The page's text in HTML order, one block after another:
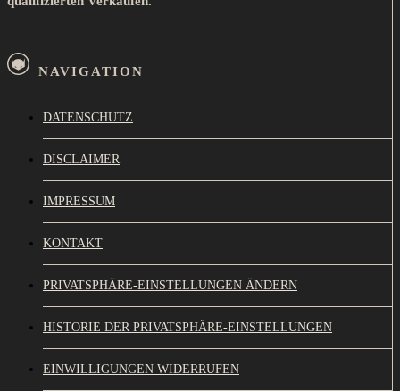
NAVIGATION
DATENSCHUTZ
DISCLAIMER
IMPRESSUM
KONTAKT
PRIVATSPHÄRE-EINSTELLUNGEN ÄNDERN
HISTORIE DER PRIVATSPHÄRE-EINSTELLUNGEN
EINWILLIGUNGEN WIDERRUFEN